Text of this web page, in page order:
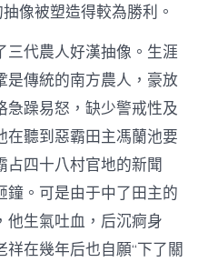
像被塑造得較為勝利。
三代農人好漢抽像。生涯
是傳統的南方農人，豪放
急躁易怒，缺少警戒性及
在聽到惡霸田主馮蘭池要
四十八村官地的新聞
鐘。可是由于中了田主的
他生氣吐血，后沉痾身
在幾年后也自願“下了關